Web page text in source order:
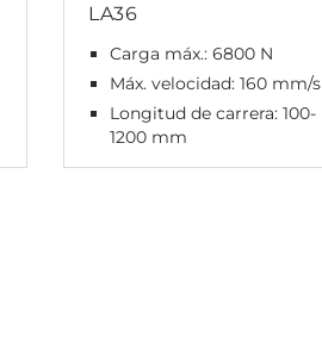
LA36
Carga máx.: 6800 N
Máx. velocidad: 160 mm/s
Longitud de carrera: 100-
1200 mm